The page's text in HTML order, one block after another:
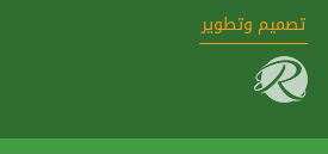
تصميم وتطوير